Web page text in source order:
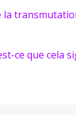
la
ce que cela